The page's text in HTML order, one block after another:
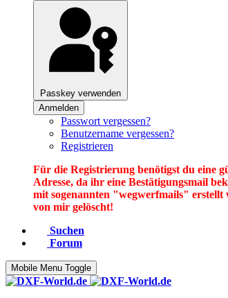
Passkey verwenden
Anmelden
Passwort vergessen?
Benutzername vergessen?
Registrieren
Für die Registrierung benötigst du eine
Adresse, da ihr eine Bestätigungsmail
mit sogenannten "wegwerfmails" erstellt
von mir gelöscht!
Suchen
Forum
Mobile Menu Toggle